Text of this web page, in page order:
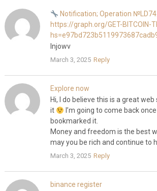
Notification; Operation
https://graph.org/GET-BITCOIN-
lnjowv
March 3, 2025 Reply
Explore now
Hi, I do believe this is a great
it
I’m going to come back
bookmarked it.
Money and freedom is the best
may you be rich and continue to
March 3, 2025 Reply
binance register